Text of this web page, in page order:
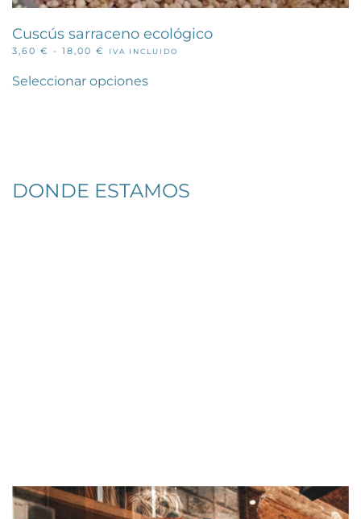
Cuscús sarraceno ecológico
3,60 € - 18,00 €
RANGO
PRECIOS:
DESDE
IVA INCLUIDO
Seleccionar opcionesproducto
pueden
elegir
DONDE ESTAMOS